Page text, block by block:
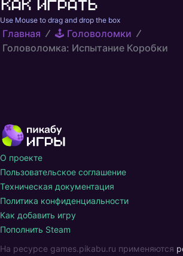
Как играть
Use Mouse to drag and drop the box
Главная
🕹️ Головоломки
Головоломка: Испытание Коробки
О проекте
Пользовательское соглашение
Техническая документация
Политика конфиденциальности
Как добавить игру
Пополнить Steam
На ресурсе games.pikabu.ru применяются